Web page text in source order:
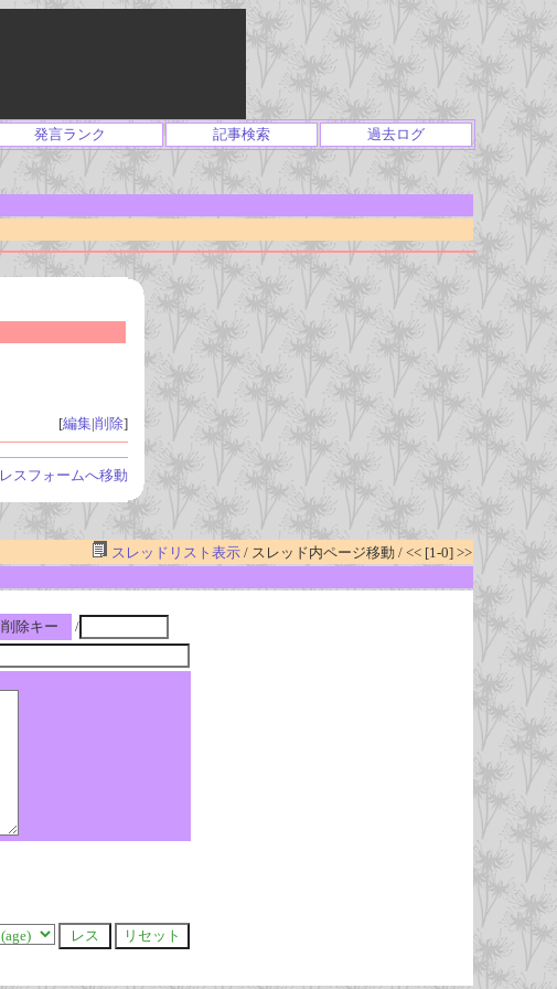
発言ランク 記事検索 過去ログ
[編集|削除]
レスフォームへ移動
スレッドリスト表示/ スレッド内ページ移動 / << [1-0] >>
削除キー
/